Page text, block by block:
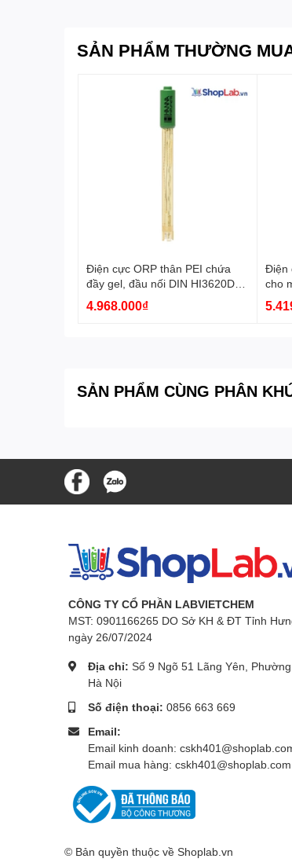
SẢN PHẨM THƯỜNG
Điện cực ORP thân PEI chứa
đầy gel, đầu nối DIN HI3620D
Hanna
4.968.000₫
Điện
cho
SẢN PHẨM CÙNG PHÂN
CÔNG TY CỔ PHẦN LABVIETCHEM
MST: 0901166265 DO Sở KH & ĐT Tỉnh
ngày 26/07/2024
Địa chỉ: Số 9 Ngõ 51 Lãng Yên,
Hà Nội
Số điện thoại: 0856 663 669
Email:
Email kinh doanh:
Email mua hàng:
© Bản quyền thuộc về Shoplab.vn